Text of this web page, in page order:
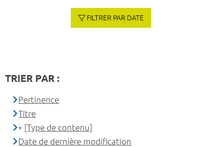
FILTRER PAR DATE
TRIER PAR :
Pertinence
Titre
[Type de contenu]
Date de dernière modification